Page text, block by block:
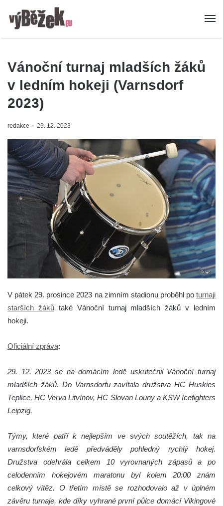
Vánoční turnaj mladších žáků
v ledním hokeji (Varnsdorf
2023)
redakce 29. 12. 2023
V pátek 29. prosince 2023 na zimním stadionu proběhl po turnaji
starších žákůtaké Vánoční turnaj mladších žáků v ledním
hokeji.
Oficiální zpráva:
29. 12. 2023 se na domácím ledě uskutečnil Vánoční turnaj
mladších žáků. Do Varnsdorfu zavítala družstva HC Huskies
Teplice, HC Verva Litvínov, HC Slovan Louny a KSW Icefighters
Leipzig.
Týmy, které patří k nejlepším ve svých soutěžích, tak na
varnsdorfském ledě předváděly pohledný rychlý hokej.
Družstva odehrála celkem 10 vyrovnaných zápasů a po
celodenním hokejovém maratonu byl kolem 20:00 znám
celkový vítěz. O třetím místě se rozhodovalo až v úplném
závěru turnaje, kde díky vyhrané první půlce domácí Vikingové